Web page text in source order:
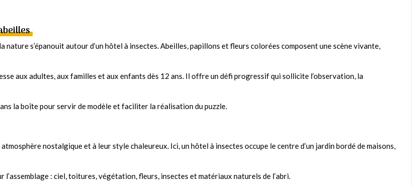
nature s’épanouit autour d’un hôtel à insectes. Abeilles, papillons et fleurs colorées composent une scène vivante,
aux adultes, aux familles et aux enfants dès 12 ans. Il offre un défi progressif qui sollicite l’observation, la
la boîte pour servir de modèle et faciliter la réalisation du puzzle.
nostalgique et à leur style chaleureux. Ici, un hôtel à insectes occupe le centre d’un jardin bordé de maisons,
: ciel, toitures, végétation, fleurs, insectes et matériaux naturels de l’abri.